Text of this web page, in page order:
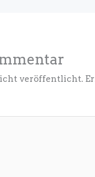
veröffentlicht.